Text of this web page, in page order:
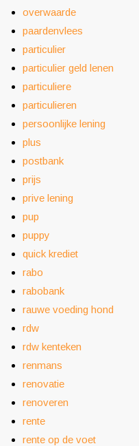
overwaarde
paardenvlees
particulier
particulier geld lenen
particuliere
particulieren
persoonlijke lening
plus
postbank
prijs
prive lening
pup
puppy
quick krediet
rabo
rabobank
rauwe voeding hond
rdw
rdw kenteken
renmans
renovatie
renoveren
rente
rente op de voet